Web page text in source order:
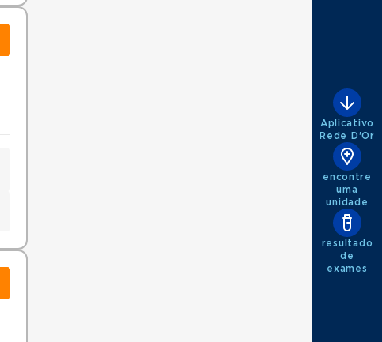
Aplicativo
Rede D'Or
encontre
uma
unidade
resultado
de
exames